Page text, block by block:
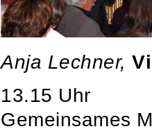
Anja Lechner,
13.15 Uhr
Gemeinsames